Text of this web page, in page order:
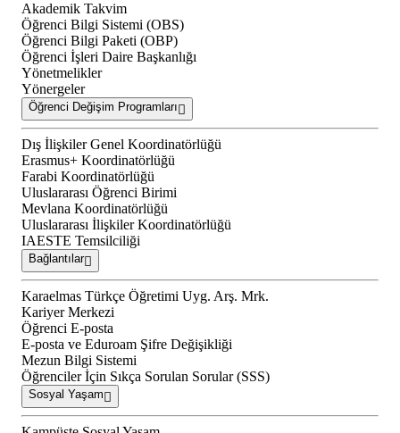
Akademik Takvim
Öğrenci Bilgi Sistemi (OBS)
Öğrenci Bilgi Paketi (OBP)
Öğrenci İşleri Daire Başkanlığı
Yönetmelikler
Yönergeler
Öğrenci Değişim Programları
Dış İlişkiler Genel Koordinatörlüğü
Erasmus+ Koordinatörlüğü
Farabi Koordinatörlüğü
Uluslararası Öğrenci Birimi
Mevlana Koordinatörlüğü
Uluslararası İlişkiler Koordinatörlüğü
IAESTE Temsilciliği
Bağlantılar
Karaelmas Türkçe Öğretimi Uyg. Arş. Mrk.
Kariyer Merkezi
Öğrenci E-posta
E-posta ve Eduroam Şifre Değişikliği
Mezun Bilgi Sistemi
Öğrenciler İçin Sıkça Sorulan Sorular (SSS)
Sosyal Yaşam